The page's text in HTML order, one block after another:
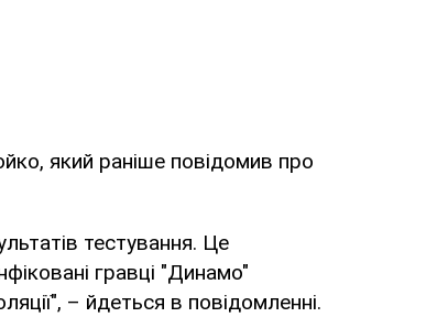
який раніше повідомив про
тестування. Це
гравці "Динамо"
– йдеться в повідомленні.